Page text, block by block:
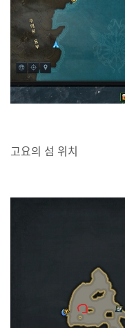
고요의 섬 위치